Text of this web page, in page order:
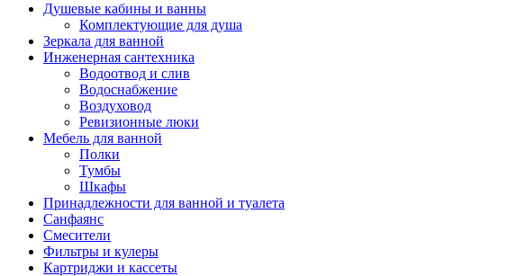
Душевые кабины и ванны
Комплектующие для душа
Зеркала для ванной
Инженерная сантехника
Водоотвод и слив
Водоснабжение
Воздуховод
Ревизионные люки
Мебель для ванной
Полки
Тумбы
Шкафы
Принадлежности для ванной и туалета
Санфаянс
Смесители
Фильтры и кулеры
Картриджи и кассеты